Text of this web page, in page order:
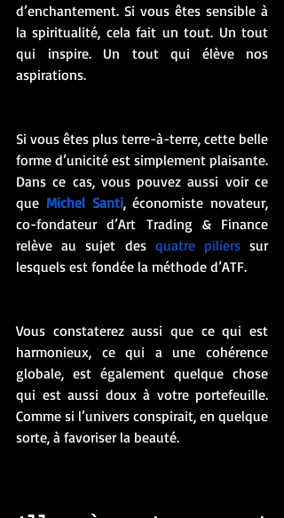
d’enchantement. Si vous êtes sensible à
la spiritualité, cela fait un tout. Un tout
qui inspire. Un tout qui élève nos
aspirations.
Si vous êtes plus terre-à-terre, cette belle
forme d’unicité est simplement plaisante.
Dans ce cas, vous pouvez aussi voir ce
que Michel Santi, économiste novateur,
co-fondateur d’Art Trading & Finance
relève au sujet des quatre piliers sur
lesquels est fondée la méthode d’ATF.
Vous constaterez aussi que ce qui est
harmonieux, ce qui a une cohérence
globale, est également quelque chose
qui est aussi doux à votre portefeuille.
Comme si l’univers conspirait, en quelque
sorte, à favoriser la beauté.